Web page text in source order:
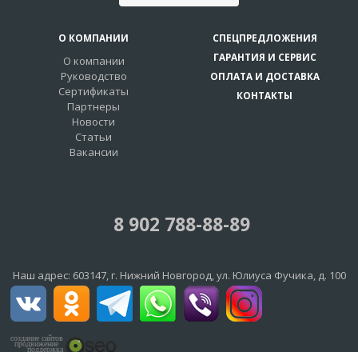
О КОМПАНИИ
О компании
Руководство
Сертификаты
Партнеры
Новости
Статьи
Вакансии
СПЕЦПРЕДЛОЖЕНИЯ
ГАРАНТИЯ И СЕРВИС
ОПЛАТА И ДОСТАВКА
КОНТАКТЫ
8 902 788-88-89
Наш адрес: 603147, г. Нижний Новгород,ул. Юлиуса Фучика, д. 100
создание сайтов
продвижение
поддержка